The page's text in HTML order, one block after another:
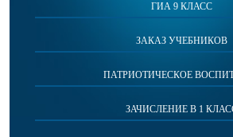
ГИА 9 КЛАСС
ЗАКАЗ УЧЕБНИКОВ
ПАТРИОТИЧЕСКОЕ
ЗАЧИСЛЕНИЕ В 1